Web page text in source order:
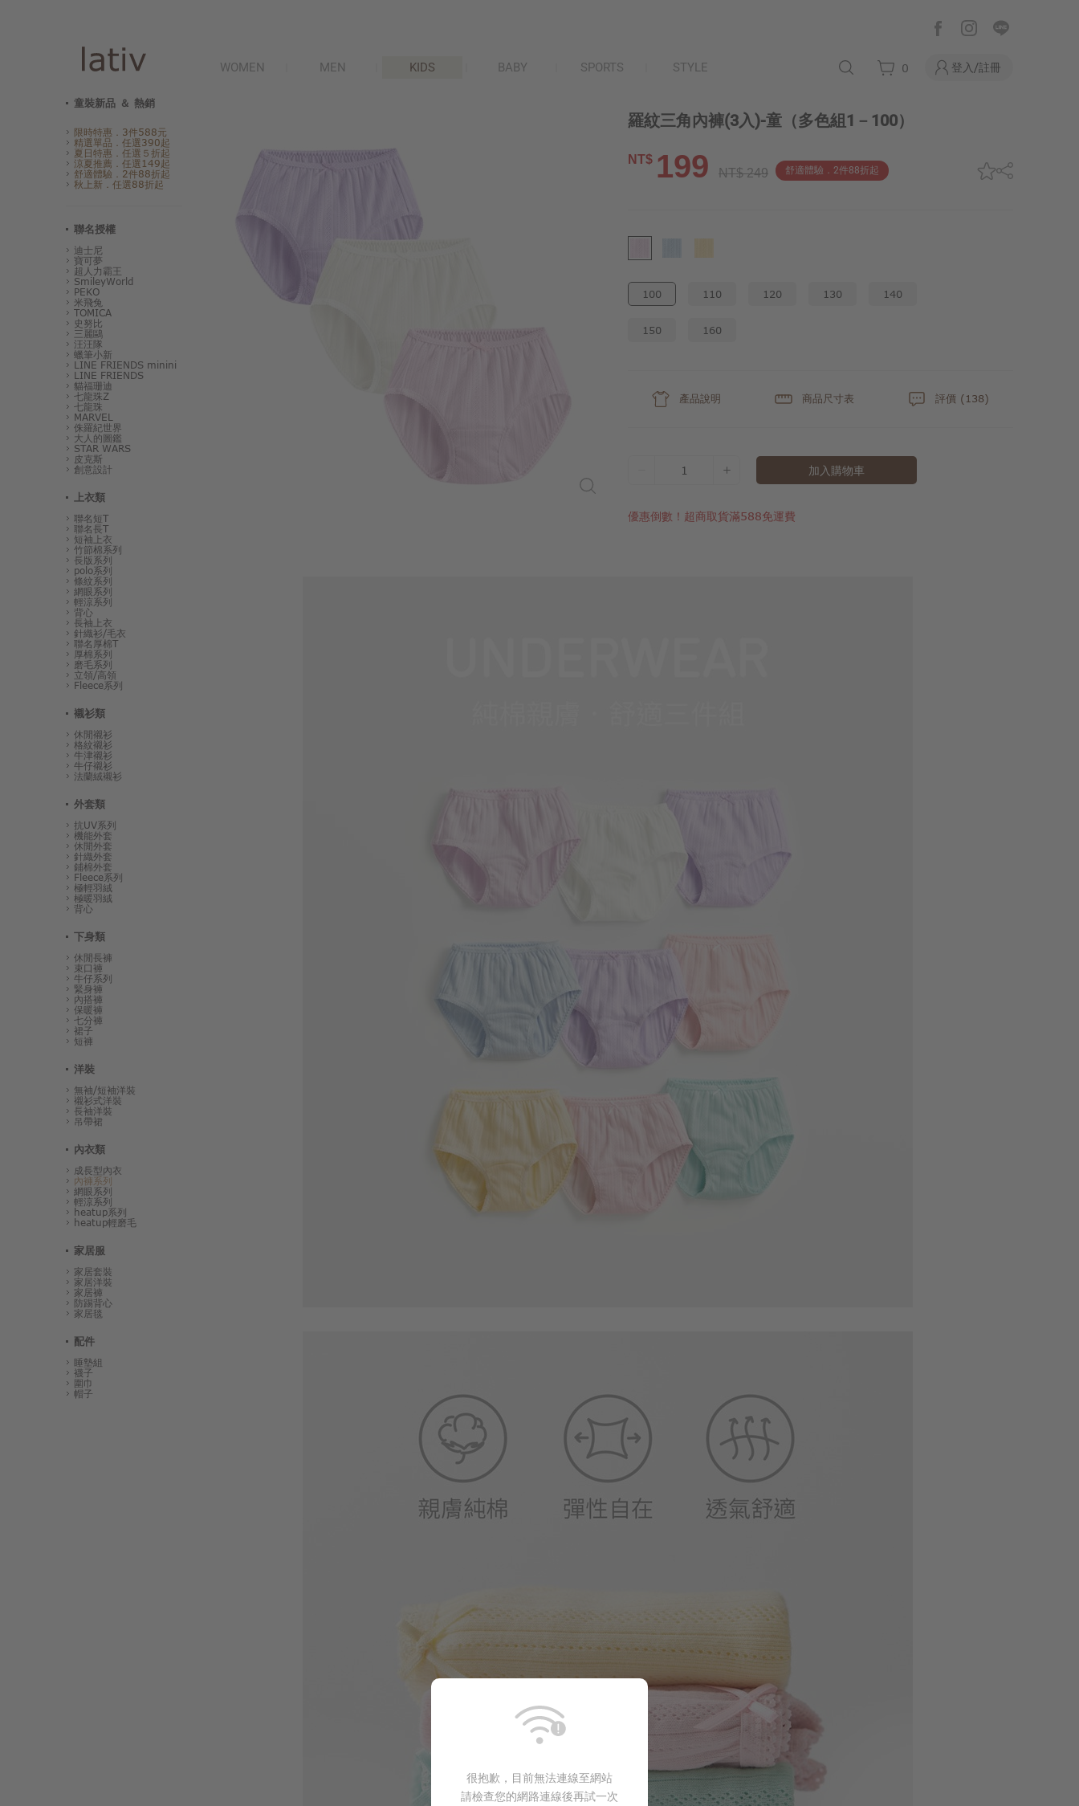
WOMEN MEN KIDS BABY SPORTS STYLE 0 登入/註冊
童裝新品 ＆ 熱銷
限時特惠．3件588元
精選單品．任選390起
夏日特惠．任選５折起
涼夏推薦．任選149起
舒適體驗．2件88折起
秋上新．任選88折起
聯名授權
迪士尼
寶可夢
超人力霸王
SmileyWorld
PEKO
米飛兔
TOMICA
史努比
三麗鷗
汪汪隊
蠟筆小新
LINE FRIENDS minini
LINE FRIENDS
貓福珊迪
七龍珠Z
七龍珠
MARVEL
侏羅紀世界
大人的圖鑑
STAR WARS
皮克斯
創意設計
上衣類
聯名短T
聯名長T
短袖上衣
竹節棉系列
長版系列
polo系列
條紋系列
網眼系列
輕涼系列
背心
長袖上衣
針織衫/毛衣
聯名厚棉T
厚棉系列
磨毛系列
立領/高領
Fleece系列
襯衫類
休閒襯衫
格紋襯衫
牛津襯衫
牛仔襯衫
法蘭絨襯衫
外套類
抗UV系列
機能外套
休閒外套
針織外套
鋪棉外套
Fleece系列
極輕羽絨
極暖羽絨
背心
下身類
休閒長褲
束口褲
牛仔系列
緊身褲
內搭褲
保暖褲
七分褲
裙子
短褲
洋裝
無袖/短袖洋裝
襯衫式洋裝
長袖洋裝
吊帶裙
內衣類
成長型內衣
內褲系列
網眼系列
輕涼系列
heatup系列
heatup輕磨毛
家居服
家居套裝
家居洋裝
家居褲
防踢背心
家居毯
配件
睡墊組
襪子
圍巾
帽子
羅紋三角內褲(3入)-童 （多色組1－100）
NT$ 199 NT$ 249 舒適體驗．2件88折起
100 110 120 130 140
150 160
產品說明 商品尺寸表 評價 (138)
1 加入購物車
優惠倒數！超商取貨滿588免運費
很抱歉，目前無法連線至網站
請檢查您的網路連線後再試一次